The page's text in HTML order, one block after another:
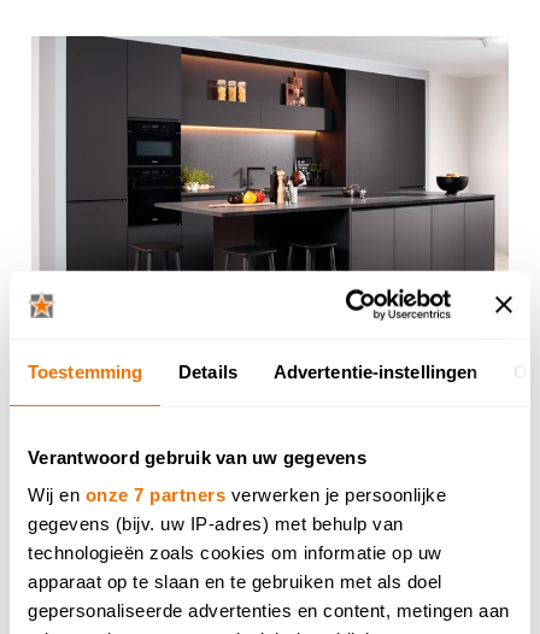
Toestemming Details Advertentie-instellingen
Verantwoord gebruik van uw gegevens
Wij en onze 7 partners verwerken je persoonlijke
gegevens (bijv. uw IP-adres) met behulp van
technologieën zoals cookies om informatie op uw
apparaat op te slaan en te gebruiken met als doel
gepersonaliseerde advertenties en content, metingen aan